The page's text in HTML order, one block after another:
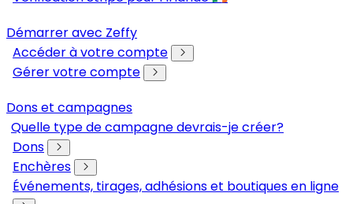
Démarrer avec Zeffy
Accéder à votre compte
Gérer votre compte
Dons et campagnes
Quelle type de campagne devrais-je créer?
Dons
Enchères
Événements, tirages, adhésions et boutiques en ligne